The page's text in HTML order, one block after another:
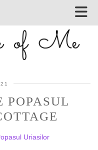
POPASUL